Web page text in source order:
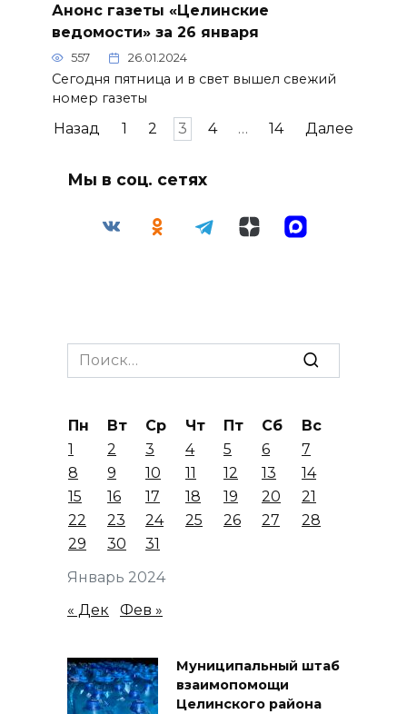
Анонс газеты «Целинские
ведомости» за 26 января
557 26.01.2024
Сегодня пятница и в свет вышел свежий
номер газеты
Пагинация
Назад 1 2 3 4 … 14 Далее
Мы в соц. сетях
Search
for:
Январь 2024
Пн Вт Ср Чт Пт Сб
Вс
1
2 3 4 5 6
7
8
9 10 11 12 13
14
15
16 17 18 19 20
21
22
23 24 25 26 27
28
29
30 31
« Дек Фев »
Муниципальный штаб
взаимопомощи
Целинского района